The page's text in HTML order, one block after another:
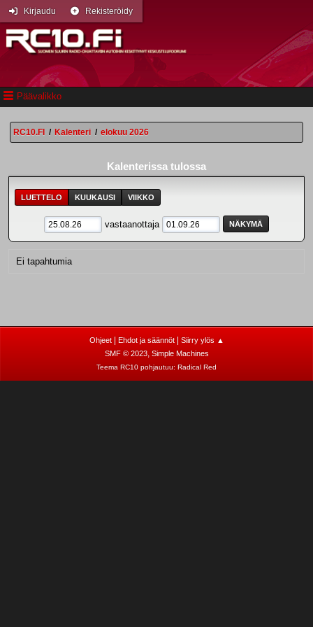
Päävalikko
Kirjaudu Rekisteröidy
RC10.FI / Kalenteri / elokuu 2026
Kalenterissa tulossa
LUETTELO KUUKAUSI VIIKKO
vastaanottaja
Ei tapahtumia
Ohjeet| Ehdot ja säännöt|
Siirry ylös ▲
SMF © 2023, Simple Machines
Teema RC10 pohjautuu: Radical Red